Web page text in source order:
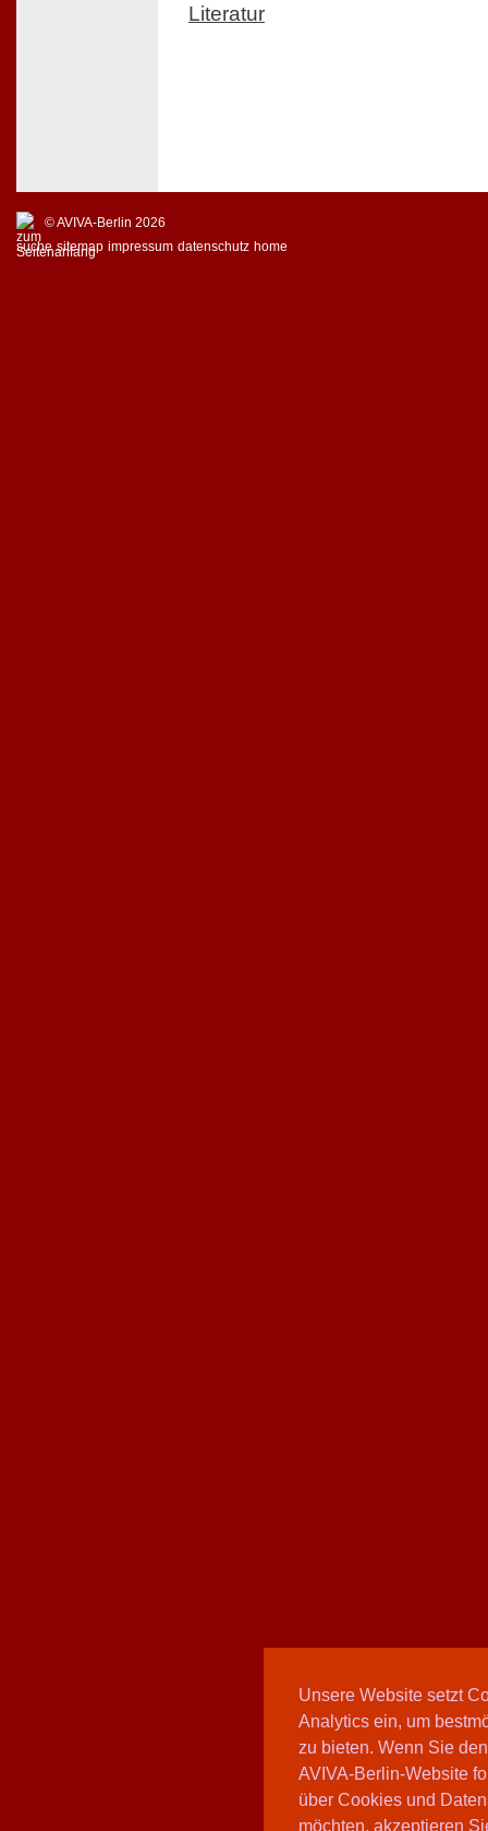
Unsere Website setzt
Analytics ein, um
zu bieten. Wenn Sie
AVIVA-Berlin-Website
über Cookies und
möchten, akzeptieren
Literatur
© AVIVA-Berlin 2026
suche sitemap impressum datenschutz home